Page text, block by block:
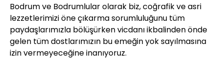
Bodrum ve Bodrumlular olarak biz, coğrafik ve asri
lezzetlerimizi öne çıkarma sorumluluğunu tüm
paydaşlarımızla bölüşürken vicdanı ikbalinden önde
gelen tüm dostlarımızın bu emeğin yok sayılmasına
izin vermeyeceğine inanıyoruz.